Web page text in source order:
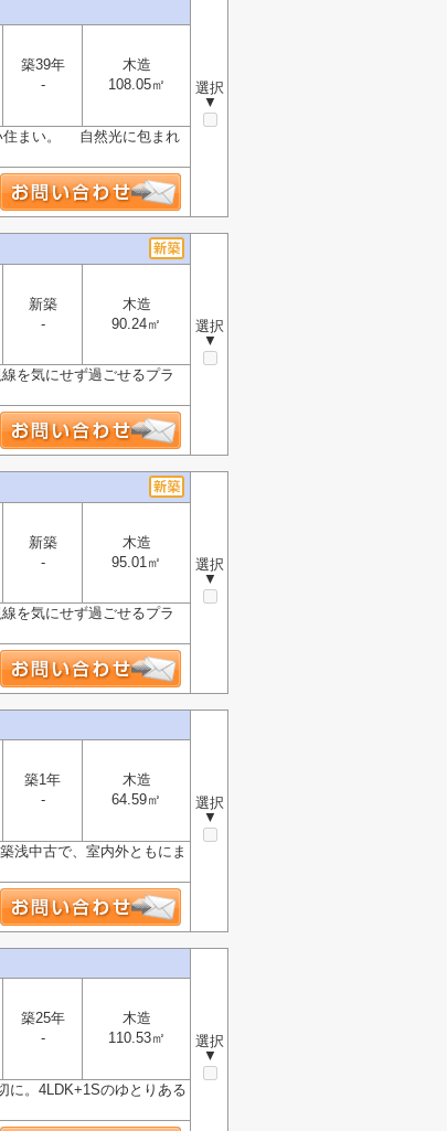
選択
▼
築39年
-
木造
108.05㎡
住まい。 自然光に包まれ
選択
▼
新築
-
木造
90.24㎡
を気にせず過ごせるプラ
選択
▼
新築
-
木造
95.01㎡
を気にせず過ごせるプラ
選択
▼
築1年
-
木造
64.59㎡
浅中古で、室内外ともにま
選択
▼
築25年
-
木造
110.53㎡
に。4LDK+1Sのゆとりある